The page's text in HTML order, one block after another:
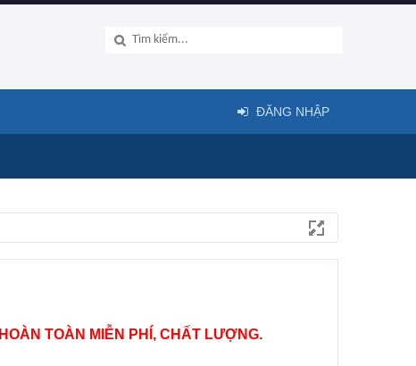
HOÀN TOÀN MIỄN PHÍ, CHẤT LƯỢNG.
ĐĂNG NHẬP